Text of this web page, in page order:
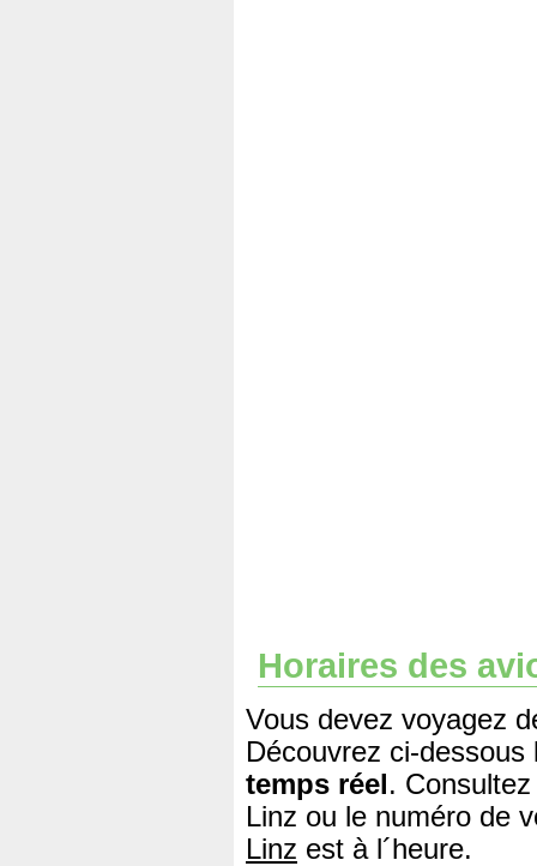
Horaires des
Vous devez voyagez
Découvrez ci-
temps réel.
Linz ou le numéro de
Linz est à l´heure.